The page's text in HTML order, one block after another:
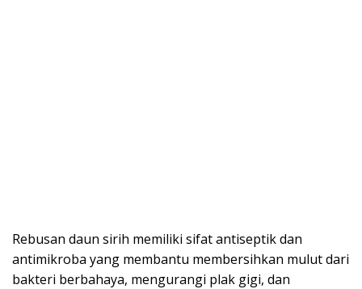
Rebusan daun sirih memiliki sifat antiseptik dan
antimikroba yang membantu membersihkan mulut dari
bakteri berbahaya, mengurangi plak gigi, dan